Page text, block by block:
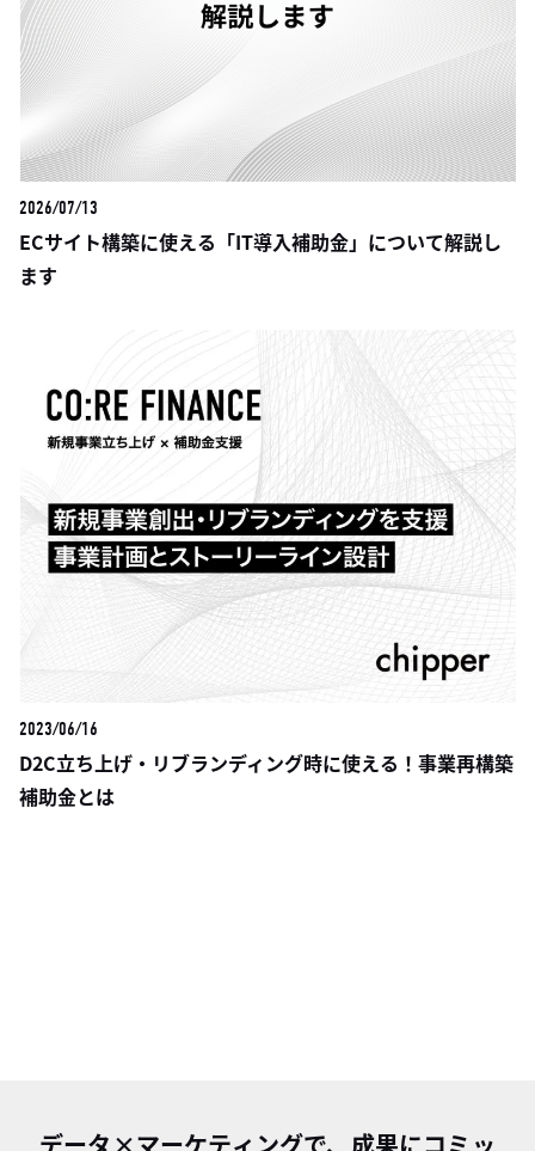
2026/07/13
ECサイト構築に使える「IT導入補助金」について解説し
ます
2023/06/16
D2C立ち上げ・リブランディング時に使える！事業再構築
補助金とは